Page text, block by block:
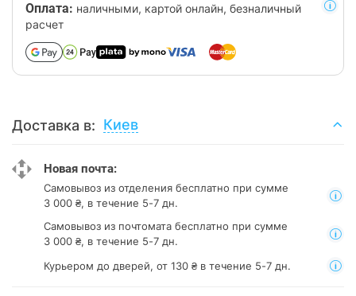
Оплата: наличными, картой онлайн, безналичный
расчет
Доставка в: Киев
Новая почта:
Самовывоз из отделения бесплатно при сумме
3 000 ₴, в течение 5-7 дн.
Самовывоз из почтомата бесплатно при сумме
3 000 ₴, в течение 5-7 дн.
Курьером до дверей, от 130 ₴ в течение 5-7 дн.